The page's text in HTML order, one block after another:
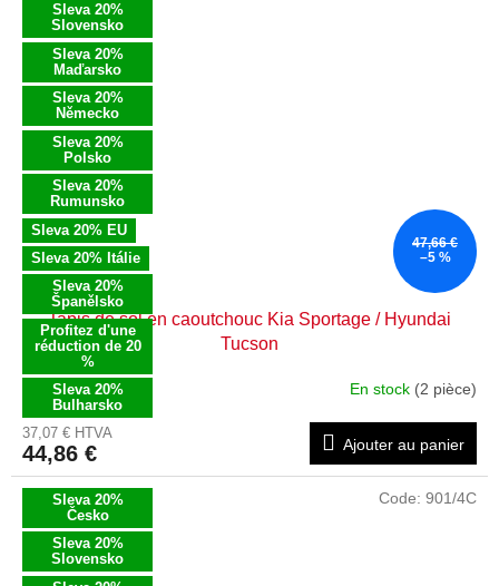
Sleva 20%
Slovensko
Sleva 20%
Maďarsko
Sleva 20%
Německo
Sleva 20%
Polsko
Sleva 20%
Rumunsko
Sleva 20% EU
Sleva 20% Itálie
Sleva 20%
Španělsko
Profitez d'une
réduction de 20
%
Sleva 20%
Bulharsko
47,66 €
–5 %
Tapis de sol en caoutchouc Kia Sportage / Hyundai
Tucson
En stock (2 pièce)
37,07 € HTVA
44,86 € Ajouter au panier
Sleva 20%
Česko
Sleva 20%
Slovensko
Code: 901/4C